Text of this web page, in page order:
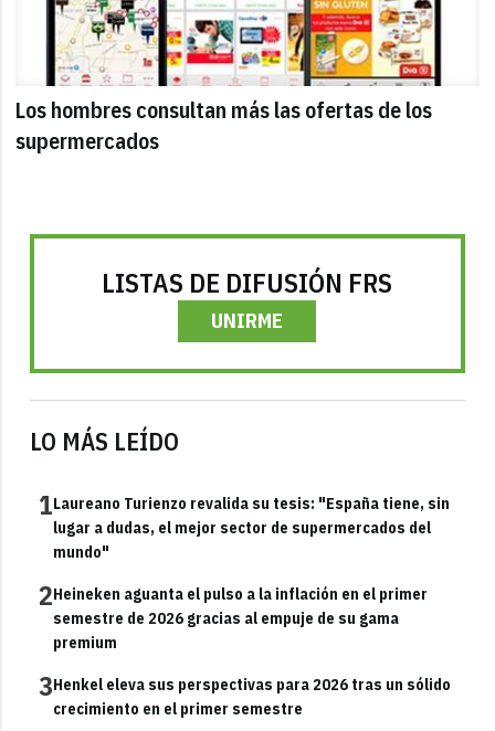
Los hombres consultan más las ofertas de los
supermercados
LISTAS DE DIFUSIÓN FRS
UNIRME
LO MÁS LEÍDO
1Laureano Turienzo revalida su tesis: "España tiene, sin
lugar a dudas, el mejor sector de supermercados del
mundo"
2Heineken aguanta el pulso a la inflación en el primer
semestre de 2026 gracias al empuje de su gama
premium
3Henkel eleva sus perspectivas para 2026 tras un sólido
crecimiento en el primer semestre